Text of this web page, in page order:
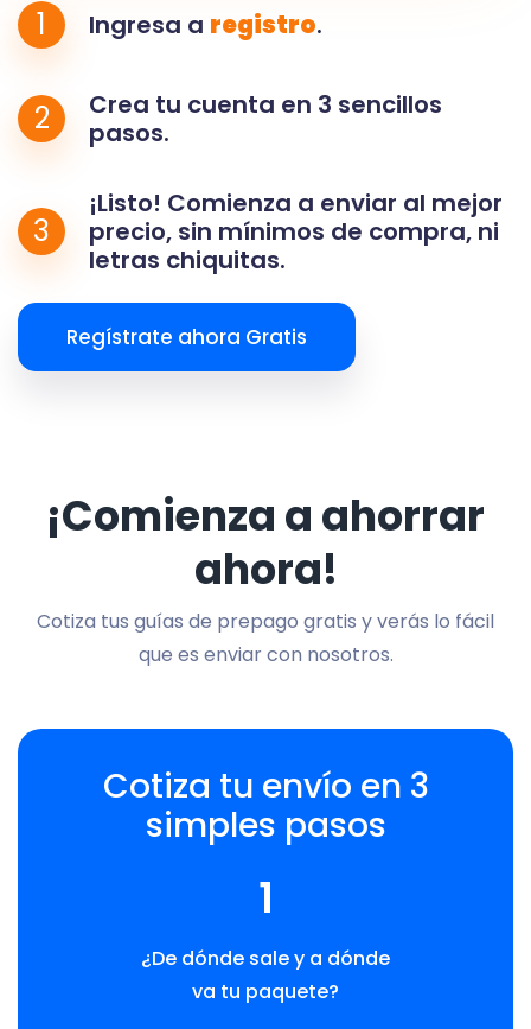
1 Ingresa a registro.
2
Crea tu cuenta en 3 sencillos
pasos.
3
¡Listo! Comienza a enviar al mejor
precio, sin mínimos de compra, ni
letras chiquitas.
Regístrate ahora Gratis
¡Comienza a ahorrar
ahora!
Cotiza tus guías de prepago gratis y verás lo fácil
que es enviar con nosotros.
Cotiza tu envío en 3
simples pasos
1
¿De dónde sale y a dónde
va tu paquete?